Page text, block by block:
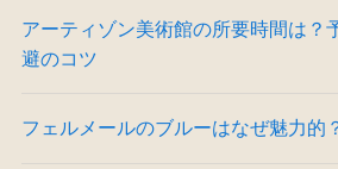
アーティゾン美術館の所要時間は？
避のコツ
フェルメールのブルーはなぜ魅力的